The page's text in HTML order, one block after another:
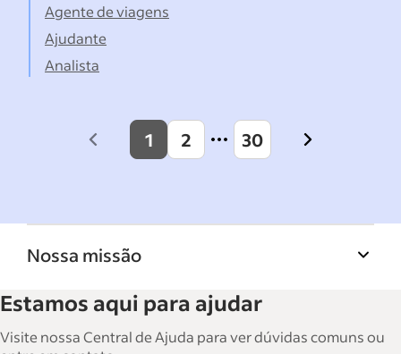
Agente de viagens
Ajudante
Analista
Previous
1 2 30
Next
Nossa missão
Indeed ajuda empresas a crescer e gerenciar a
força de trabalho. São mais de 15 mil artigos
Estamos aqui para ajudar
Visite nossa Central de Ajuda para ver dúvidas comuns ou